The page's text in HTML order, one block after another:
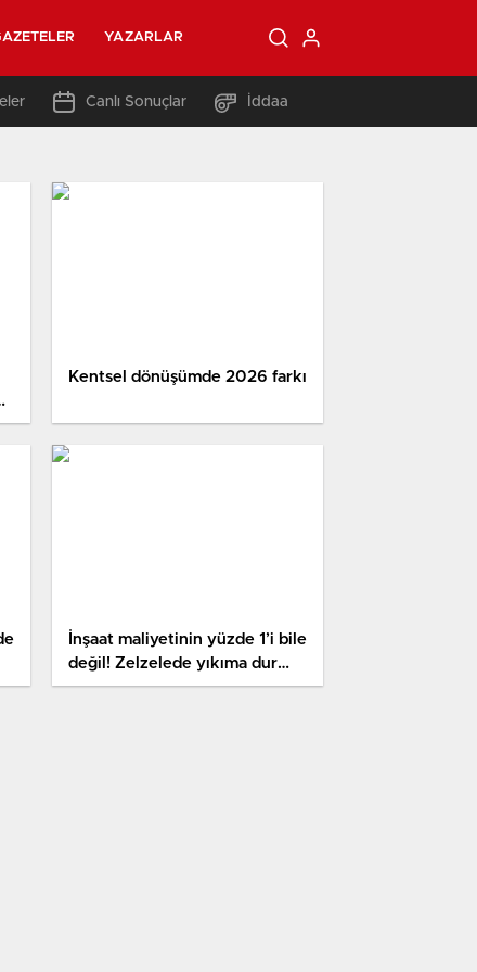
YAZARLAR
Canlı Sonuçlar İddaa
Kentsel dönüşümde 2026 farkı
İnşaat maliyetinin yüzde 1’i bile
değil! Zelzelede yıkıma dur
diyecek ‘askeri parola’ taktiği